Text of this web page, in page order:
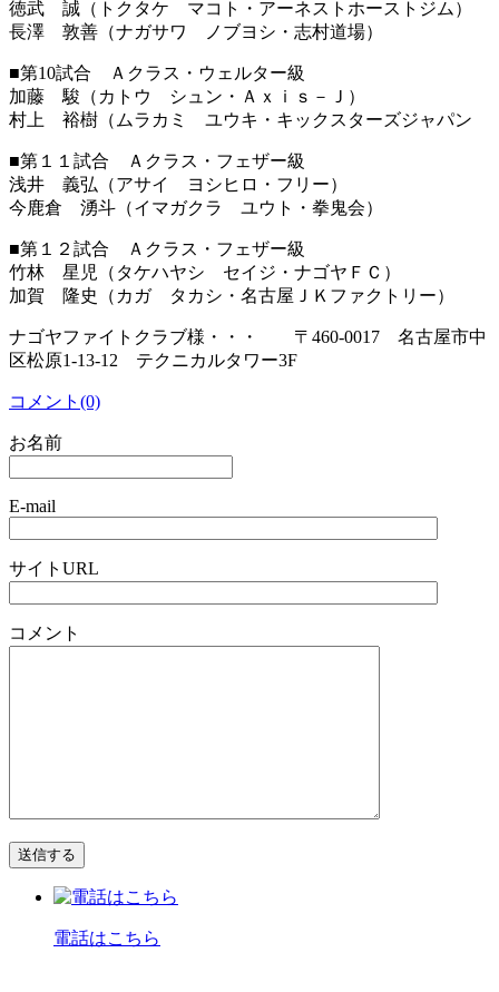
徳武 誠（トクタケ マコト・アーネストホーストジム）
長澤 敦善（ナガサワ ノブヨシ・志村道場）
■第10試合 Ａクラス・ウェルター級
加藤 駿（カトウ シュン・Ａｘｉｓ－Ｊ）
村上 裕樹（ムラカミ ユウキ・キックスターズジャパン
■第１１試合 Ａクラス・フェザー級
浅井 義弘（アサイ ヨシヒロ・フリー）
今鹿倉 湧斗（イマガクラ ユウト・拳鬼会）
■第１２試合 Ａクラス・フェザー級
竹林 星児（タケハヤシ セイジ・ナゴヤＦＣ）
加賀 隆史（カガ タカシ・名古屋ＪＫファクトリー）
ナゴヤファイトクラブ様・・・ 〒460-0017 名古屋市中
区松原1-13-12 テクニカルタワー3F
コメント(0)
お名前
E-mail
サイトURL
コメント
電話はこちら